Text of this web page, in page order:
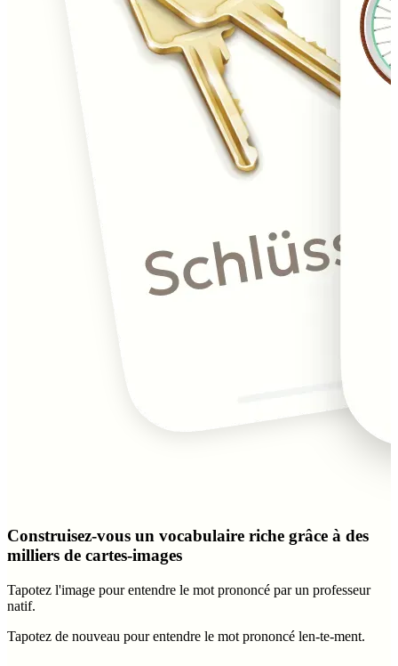
Construisez-vous un vocabulaire riche grâce à des
milliers de cartes-images
Tapotez l'image pour entendre le mot prononcé par un professeur
natif.
Tapotez de nouveau pour entendre le mot prononcé len-te-ment.